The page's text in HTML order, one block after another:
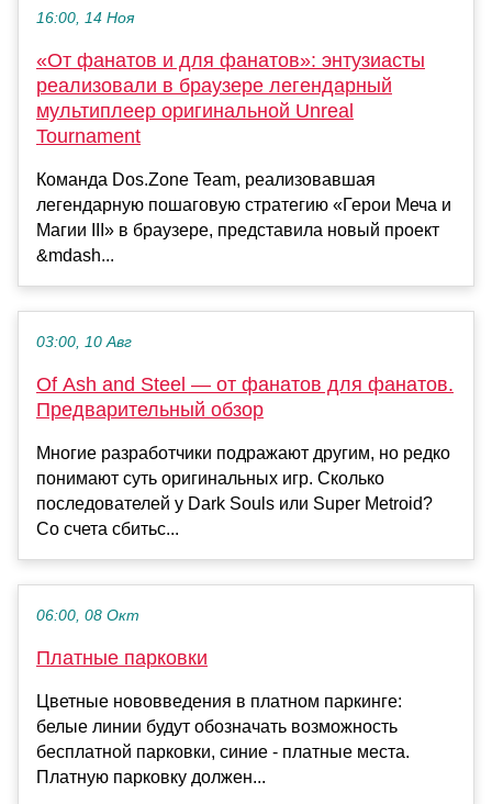
16:00, 14 Ноя
«От фанатов и для фанатов»: энтузиасты
реализовали в браузере легендарный
мультиплеер оригинальной Unreal
Tournament
Команда Dos.Zone Team, реализовавшая
легендарную пошаговую стратегию «Герои Меча и
Магии III» в браузере, представила новый проект
&mdash...
03:00, 10 Авг
Of Ash and Steel — от фанатов для фанатов.
Предварительный обзор
Многие разработчики подражают другим, но редко
понимают суть оригинальных игр. Сколько
последователей у Dark Souls или Super Metroid?
Со счета сбитьс...
06:00, 08 Окт
Платные парковки
Цветные нововведения в платном паркинге:
белые линии будут обозначать возможность
бесплатной парковки, синие - платные места.
Платную парковку должен...